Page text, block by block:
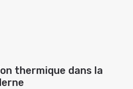
thermique dans la